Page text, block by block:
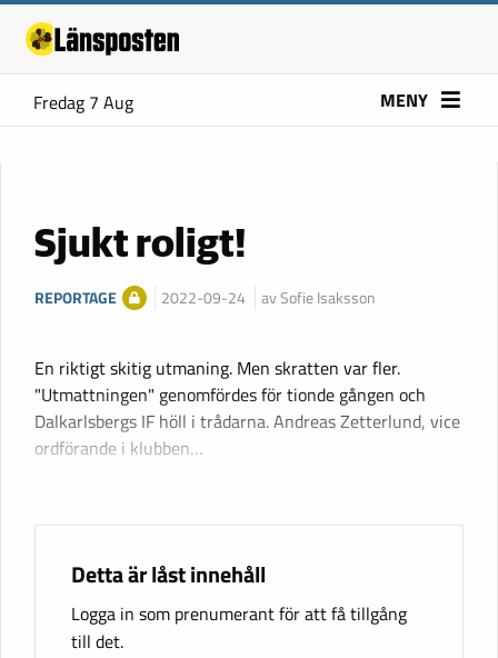
Fredag 7 Aug MENY
Sjukt roligt!
REPORTAGE 2022-09-24 av Sofie Isaksson
En riktigt skitig utmaning. Men skratten var fler.
"Utmattningen" genomfördes för tionde gången och
Dalkarlsbergs IF höll i trådarna. Andreas Zetterlund, vice
ordförande i klubben…
Detta är låst innehåll
Logga in som prenumerant för att få tillgång
till det.